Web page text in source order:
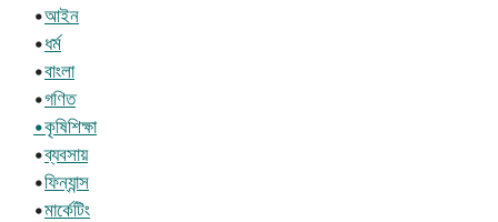
•আইন
•ধর্ম
•বাংলা
•গণিত
•কৃষিশিক্ষা
•ব্যবসায়
•ফিন্যান্স
•মার্কেটিং